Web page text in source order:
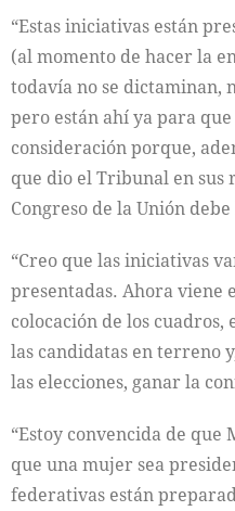
“Estas iniciativas están
(al momento de hacer la
todavía no se dictaminan,
pero están ahí ya para
consideración porque,
que dio el Tribunal en sus
Congreso de la Unión
“Creo que las iniciativas
presentadas. Ahora viene
colocación de los cuadros,
las candidatas en terreno
las elecciones, ganar la
“Estoy convencida de
que una mujer sea
federativas están